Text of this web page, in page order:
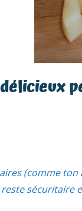
(comme